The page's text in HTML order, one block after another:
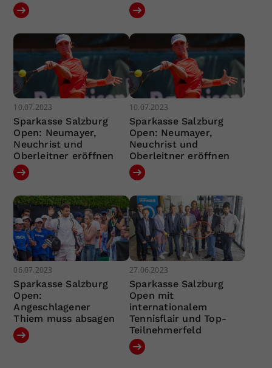
10.07.2023
Sparkasse Salzburg
Open: Neumayer,
Neuchrist und
Oberleitner eröffnen
10.07.2023
Sparkasse Salzburg
Open: Neumayer,
Neuchrist und
Oberleitner eröffnen
06.07.2023
Sparkasse Salzburg
Open:
Angeschlagener
Thiem muss absagen
27.06.2023
Sparkasse Salzburg
Open mit
internationalem
Tennisflair und Top-
Teilnehmerfeld